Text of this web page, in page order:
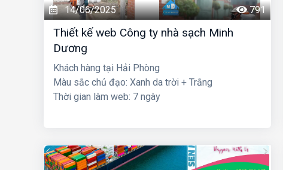
14/06/2025 791
Thiết kế web Công ty nhà sạch Minh
Dương
Khách hàng tại Hải Phòng
Màu sắc chủ đạo: Xanh da trời + Trắng
Thời gian làm web: 7 ngày